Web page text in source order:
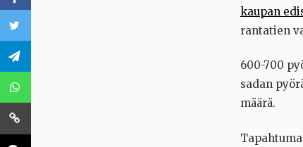
kaupan
rantatien
600-700
sadan
määrä.